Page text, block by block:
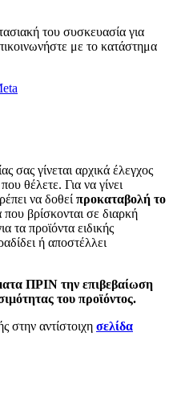
του συσκευασία για
με το κατάστημα
σας γίνεται αρχικά έλεγχος
θέλετε. Για να γίνει
να δοθεί προκαταβολή το
που βρίσκονται σε διαρκή
τα προϊόντα ειδικής
ή αποστέλλει
ΠΡΙΝ την επιβεβαίωση
του προϊόντος.
στην αντίστοιχη σελίδα